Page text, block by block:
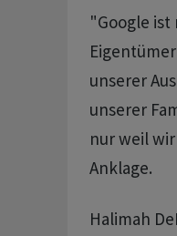
"Google
unserer
unserer
nur weil
Anklage.
Halimah